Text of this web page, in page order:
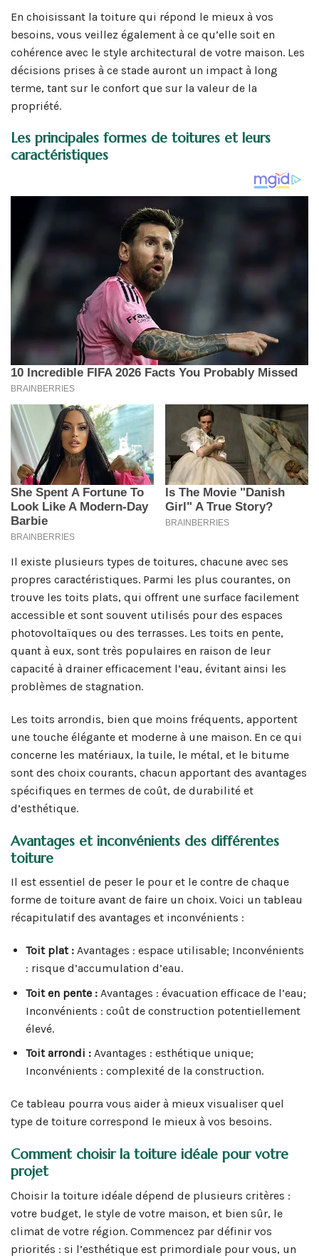
En choisissant la toiture qui répond le mieux à vos
besoins, vous veillez également à ce qu’elle soit en
cohérence avec le style architectural de votre maison. Les
décisions prises à ce stade auront un impact à long
terme, tant sur le confort que sur la valeur de la
propriété.
Les principales formes de toitures et leurs
caractéristiques
Il existe plusieurs types de toitures, chacune avec ses
propres caractéristiques. Parmi les plus courantes, on
trouve les toits plats, qui offrent une surface facilement
accessible et sont souvent utilisés pour des espaces
photovoltaïques ou des terrasses. Les toits en pente,
quant à eux, sont très populaires en raison de leur
capacité à drainer efficacement l’eau, évitant ainsi les
problèmes de stagnation.
Les toits arrondis, bien que moins fréquents, apportent
une touche élégante et moderne à une maison. En ce qui
concerne les matériaux, la tuile, le métal, et le bitume
sont des choix courants, chacun apportant des avantages
spécifiques en termes de coût, de durabilité et
d’esthétique.
Avantages et inconvénients des différentes
toiture
Il est essentiel de peser le pour et le contre de chaque
forme de toiture avant de faire un choix. Voici un tableau
récapitulatif des avantages et inconvénients :
Toit plat :Avantages : espace utilisable; Inconvénients
: risque d’accumulation d’eau.
Toit en pente :Avantages : évacuation efficace de l’eau;
Inconvénients : coût de construction potentiellement
élevé.
Toit arrondi :Avantages : esthétique unique;
Inconvénients : complexité de la construction.
Ce tableau pourra vous aider à mieux visualiser quel
type de toiture correspond le mieux à vos besoins.
Comment choisir la toiture idéale pour votre
projet
Choisir la toiture idéale dépend de plusieurs critères :
votre budget, le style de votre maison, et bien sûr, le
climat de votre région. Commencez par définir vos
priorités : si l’esthétique est primordiale pour vous, un